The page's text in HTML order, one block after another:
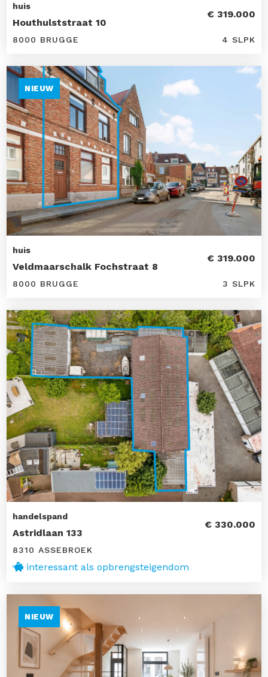
huis
Houthulststraat 10
€ 319.000
8000 BRUGGE 4 SLPK
NIEUW
huis
Veldmaarschalk Fochstraat 8
€ 319.000
8000 BRUGGE 3 SLPK
handelspand
Astridlaan 133
€ 330.000
8310 ASSEBROEK
interessant als opbrengsteigendom
NIEUW